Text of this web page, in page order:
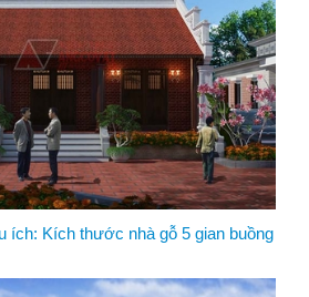
ích: Kích thước nhà gỗ 5 gian buồng